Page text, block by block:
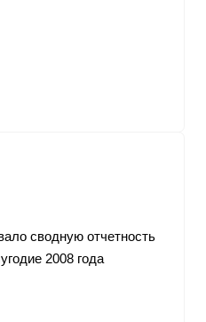
сводную отчетность
2008 года